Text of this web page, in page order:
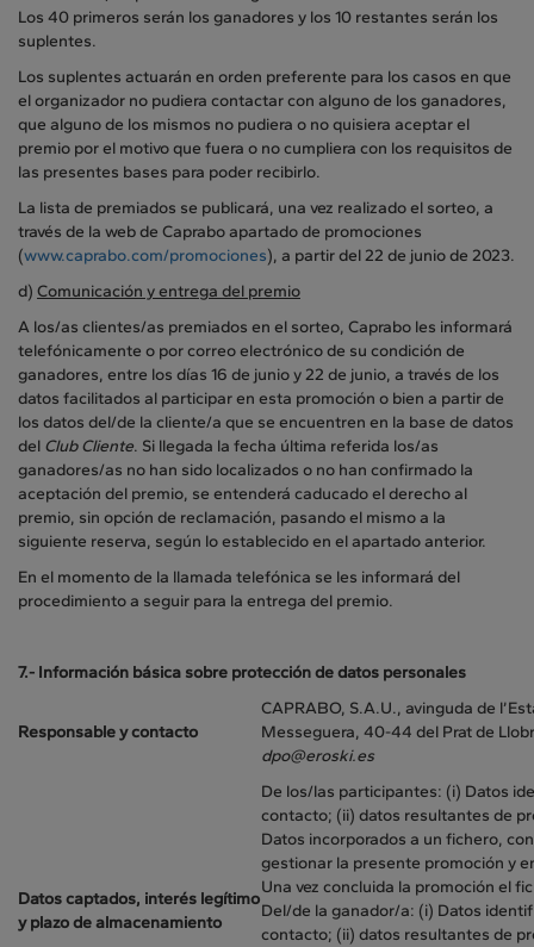
Los 40 primeros serán los ganadores y los 10 restantes serán los
suplentes.
Los suplentes actuarán en orden preferente para los casos en que
el organizador no pudiera contactar con alguno de los ganadores,
que alguno de los mismos no pudiera o no quisiera aceptar el
premio por el motivo que fuera o no cumpliera con los requisitos de
las presentes bases para poder recibirlo.
La lista de premiados se publicará, una vez realizado el sorteo, a
través de la web de Caprabo apartado de promociones
(www.caprabo.com/promociones), a partir del 22 de junio de 2023.
d) Comunicación y entrega del premio
A los/as clientes/as premiados en el sorteo, Caprabo les informará
telefónicamente o por correo electrónico de su condición de
ganadores, entre los días 16 de junio y 22 de junio, a través de los
datos facilitados al participar en esta promoción o bien a partir de
los datos del/de la cliente/a que se encuentren en la base de datos
del Club Cliente. Si llegada la fecha última referida los/as
ganadores/as no han sido localizados o no han confirmado la
aceptación del premio, se entenderá caducado el derecho al
premio, sin opción de reclamación, pasando el mismo a la
siguiente reserva, según lo establecido en el apartado anterior.
En el momento de la llamada telefónica se les informará del
procedimiento a seguir para la entrega del premio.
7.- Información básica sobre protección de datos personales
Responsable y contacto
CAPRABO, S.A.U., avinguda de
Messeguera, 40-44 del Prat de
dpo@eroski.es
Datos captados, interés legítimo
y plazo de almacenamiento
De los/las participantes: (i) Datos
contacto; (ii) datos resultantes de
Datos incorporados a un fichero,
gestionar la presente promoción y
Una vez concluida la promoción el
Del/de la ganador/a: (i) Datos
contacto; (ii) datos resultantes de